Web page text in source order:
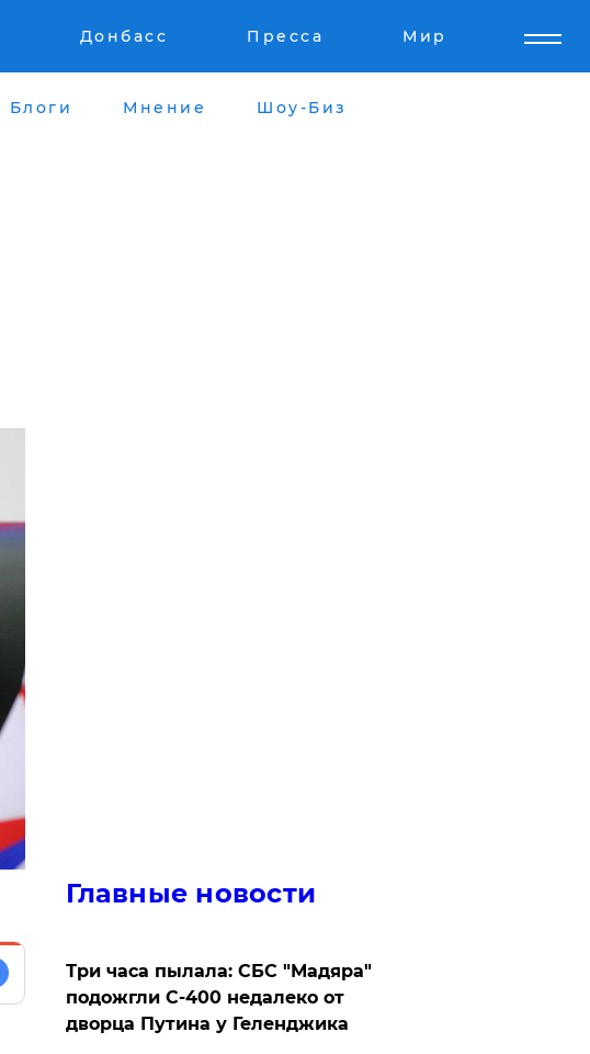
Донбасс Пресса Мир
Блоги Мнение Шоу-Биз
Главные новости
Три часа пылала: СБС "Мадяра"
подожгли С-400 недалеко от
дворца Путина у Геленджика